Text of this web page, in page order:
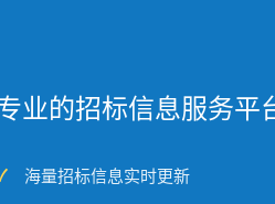
业的招标信息服务平
海量招标信息实时更新